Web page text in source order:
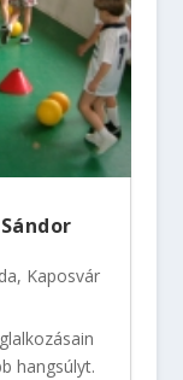
Kaposvár
hangsúlyt.